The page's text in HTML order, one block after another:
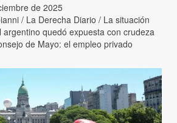
de 2025
/ La Derecha Diario / La situación
quedó expuesta con crudeza
de Mayo: el empleo privado